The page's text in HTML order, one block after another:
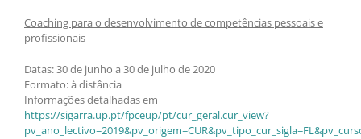
Coaching para o desenvolvimento de competências pessoais e
profissionais
Datas: 30 de junho a 30 de julho de 2020
Formato: à distância
Informações detalhadas em
https://sigarra.up.pt/fpceup/pt/cur_geral.cur_view?